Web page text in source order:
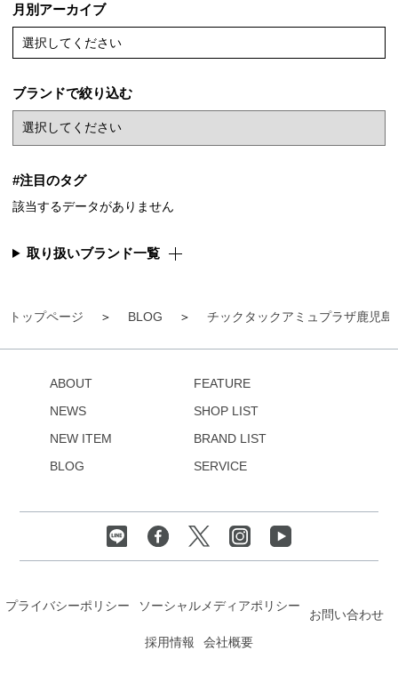
トップページ BLOG チックタックアミュプラザ鹿児島
月別アーカイブ
選択してください
ブランドで絞り込む
#注目のタグ
該当するデータがありません
取り扱いブランド一覧
ABOUT
NEWS
NEW ITEM
BLOG
FEATURE
SHOP LIST
BRAND LIST
SERVICE
プライバシーポリシー ソーシャルメディアポリシー
お問い合わせ
採用情報
会社概要